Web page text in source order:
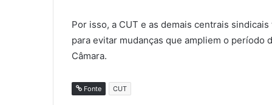
Por isso, a CUT e as demais centrais
para evitar mudanças que ampliem o
Câmara.
Fonte CUT